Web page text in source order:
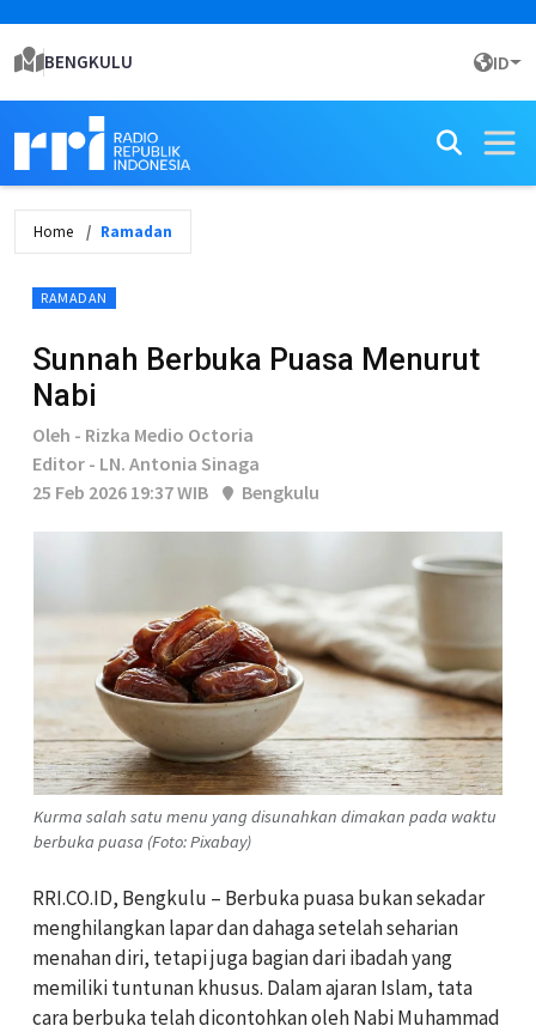
BENGKULU ID
Home Ramadan
RAMADAN
Sunnah Berbuka Puasa Menurut
Nabi
Oleh - Rizka Medio Octoria
Editor - LN. Antonia Sinaga
25 Feb 2026 19:37 WIB
Bengkulu
Kurma salah satu menu yang disunahkan dimakan pada waktu
berbuka puasa (Foto: Pixabay)
RRI.CO.ID, Bengkulu – Berbuka puasa bukan sekadar
menghilangkan lapar dan dahaga setelah seharian
menahan diri, tetapi juga bagian dari ibadah yang
memiliki tuntunan khusus. Dalam ajaran Islam, tata
cara berbuka telah dicontohkan oleh Nabi Muhammad